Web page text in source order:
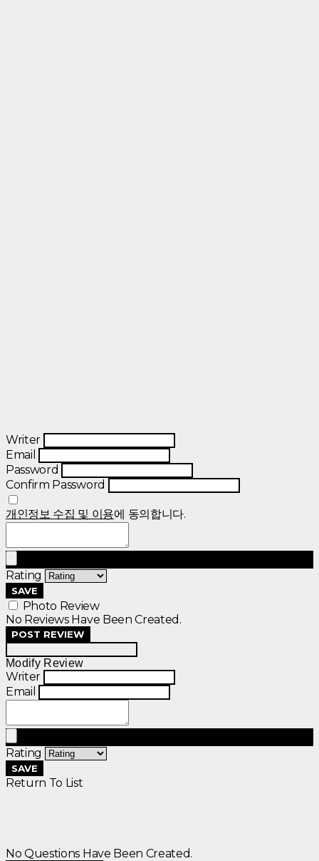
Writer
Email
Password
Confirm Password
개인정보 수집 및 이용에 동의합니다.
Rating
SAVE
Photo Review
No Reviews Have Been Created.
POST REVIEW
Modify Review
Writer
Email
Rating
SAVE
Return To List
No Questions Have Been Created.